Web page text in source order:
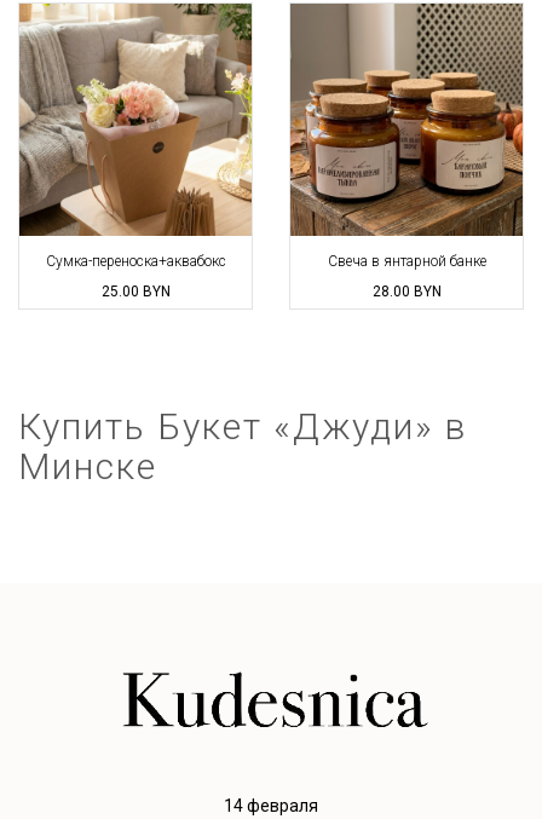
Сумка-переноска+аквабокс
25.00 BYN
Свеча в янтарной банке
28.00 BYN
Купить Букет «Джуди» в
Минске
14 февраля